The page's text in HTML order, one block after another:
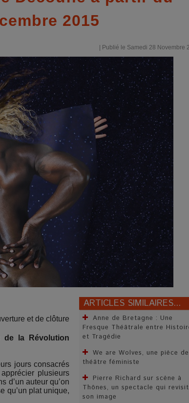
2015
| Publié le Samedi 28 Novembre
ARTICLES SIMILAIRES...
Anne de Bretagne : Une
Fresque Théâtrale entre
et Tragédie
We are Wolves, une pièce de
théâtre féministe
Pierre Richard sur scène à
Thônes, un spectacle qui
son image
et de clôture
de la Révolution
jours consacrés
plusieurs
d’un auteur qu’on
qu’un plat unique,